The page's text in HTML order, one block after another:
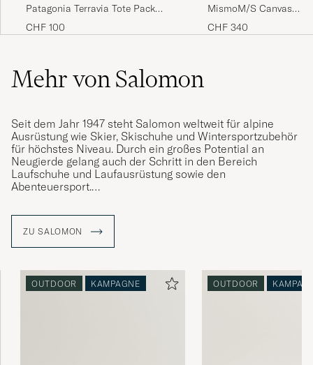
Patagonia Terravia Tote Pack
Black
CHF 100
MismoM/S Canvas
ShopperArmy/Dark
CHF 340
Mehr von Salomon
Seit dem Jahr 1947 steht Salomon weltweit für alpine
Ausrüstung wie Skier, Skischuhe und Wintersportzubehör
für höchstes Niveau. Durch ein großes Potential an
Neugierde gelang auch der Schritt in den Bereich
Laufschuhe und Laufausrüstung sowie den
Abenteuersport.
„Ich sehe jedem Tag mit Neugierde entgegen“. Diese
Holzwerkstatt der Familie im französischen Annecy bis an
die Weltspitze im Bereich Wintersport und Outdoor.
ZU SALOMON
OUTDOOR KAMPAGNE OUTDOOR